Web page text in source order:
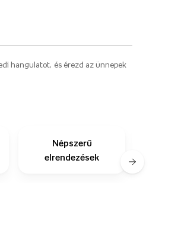
hangulatot, és érezd az ünnepek
Népszerű
elrendezések